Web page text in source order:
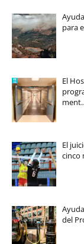
para
El
El
cinco
del